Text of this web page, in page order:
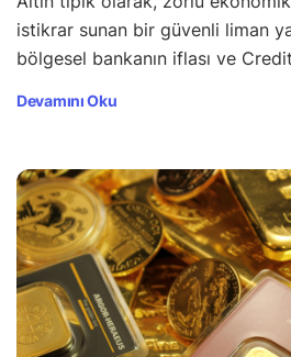
istikrar sunan bir güvenli liman
bölgesel bankanın iflası ve
Devamını Oku